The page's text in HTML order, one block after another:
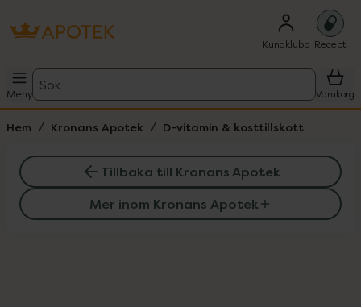
Kundklubb Recept
Meny
Sök
Varukorg
Hem Kronans Apotek D-vitamin & kosttillskott
Tillbaka till Kronans Apotek
Mer inom Kronans Apotek